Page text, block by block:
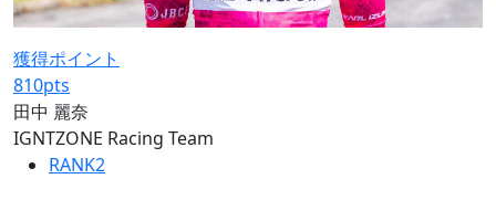
獲得ポイント
810pts
田中 麗奈
IGNTZONE Racing Team
RANK2